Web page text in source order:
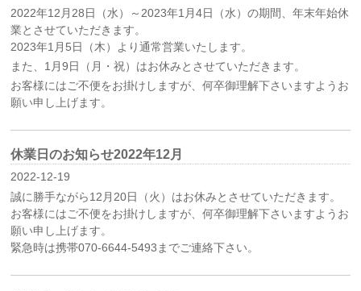
2022年12月28日（水）～2023年1月4日（水）の期間、年末年始休
業とさせていただきます。
2023年1月5日（木）より通常営業いたします。
また、1月9日（月・祝）はお休みとさせていただきます。
お客様にはご不便をお掛けしますが、何卒御理解下さいますようお
願い申し上げます。
休業日のお知らせ2022年12月
2022-12-19
誠に勝手ながら12月20日（火）はお休みとさせていただきます。
お客様にはご不便をお掛けしますが、何卒御理解下さいますようお
願い申し上げます。
緊急時は携帯070-6644-5493までご連絡下さい。